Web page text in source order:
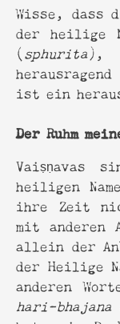
Wisse, dass
der heilige
(sphurita),
ist ein
Der Ruhm
Vaiṣṇavas
heiligen
ihre Zeit
mit anderen
allein der
der Heilige
anderen
hari-bhajana